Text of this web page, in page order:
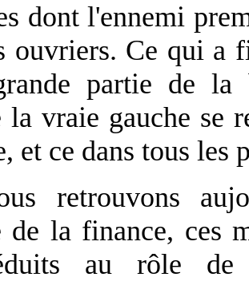
dont l'ennemi
ouvriers. Ce qui a
partie de la
la vraie gauche se
et ce dans tous les
retrouvons
de la finance, ces
au rôle de